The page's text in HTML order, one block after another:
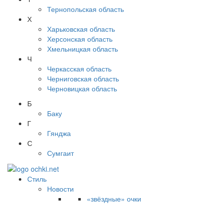
Тернопольская область
Х
Харьковская область
Херсонская область
Хмельницкая область
Ч
Черкасская область
Черниговская область
Черновицкая область
Б
Баку
Г
Гянджа
С
Сумгаит
Стиль
Новости
«звёздные» очки